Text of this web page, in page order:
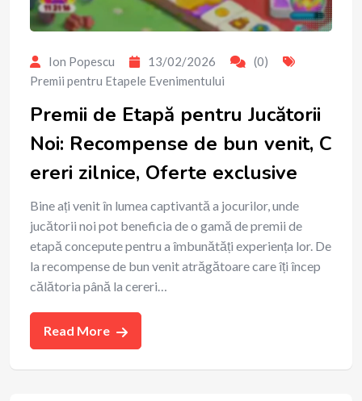
Ion Popescu 13/02/2026
(0)
Premii pentru Etapele Evenimentului
Premii de Etapă pentru Jucătorii
Noi: Recompense de bun venit, C
ereri zilnice, Oferte exclusive
Bine ați venit în lumea captivantă a jocurilor, unde
jucătorii noi pot beneficia de o gamă de premii de
etapă concepute pentru a îmbunătăți experiența lor. De
la recompense de bun venit atrăgătoare care îți încep
călătoria până la cereri…
Read More